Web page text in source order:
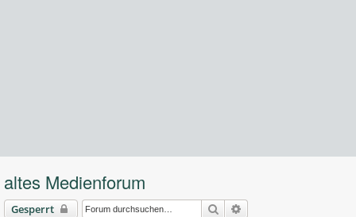
altes Medienforum
Gesperrt Suche